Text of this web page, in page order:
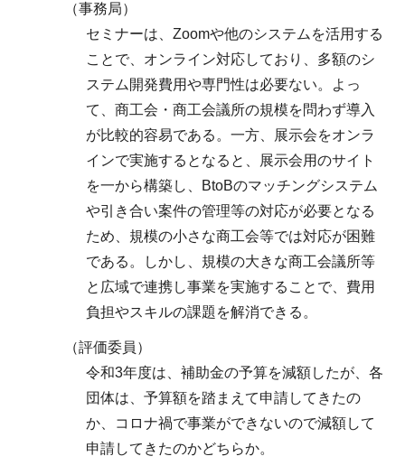
（事務局）
セミナーは、Zoomや他のシステムを活用する
ことで、オンライン対応しており、多額のシ
ステム開発費用や専門性は必要ない。よっ
て、商工会・商工会議所の規模を問わず導入
が比較的容易である。一方、展示会をオンラ
インで実施するとなると、展示会用のサイト
を一から構築し、BtoBのマッチングシステム
や引き合い案件の管理等の対応が必要となる
ため、規模の小さな商工会等では対応が困難
である。しかし、規模の大きな商工会議所等
と広域で連携し事業を実施することで、費用
負担やスキルの課題を解消できる。
（評価委員）
令和3年度は、補助金の予算を減額したが、各
団体は、予算額を踏まえて申請してきたの
か、コロナ禍で事業ができないので減額して
申請してきたのかどちらか。